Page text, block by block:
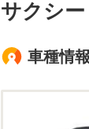
サクシ
車種情報